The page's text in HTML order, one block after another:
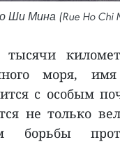
Ши Мина (Rue Ho
моря,
с особым
не только
борьбы